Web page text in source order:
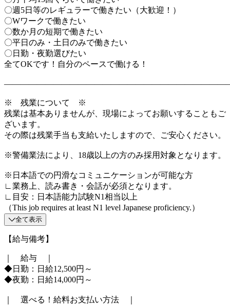
〇週5日等のレギュラーで働きたい（大歓迎！）
〇Wワークで働きたい
〇数か月の短期で働きたい
〇平日のみ・土日のみで働きたい
〇日勤・夜勤選びたい
全てOKです！自分のペースで働ける！
※ 残業について ※
残業は基本ありませんが、現場によってお願いすることもご
ざいます。
その際は残業手当も支給いたしますので、ご安心ください。
※警備業法により、18歳以上の方のみ採用対象となります。
※日本語での円滑なコミュニケーションが可能な方
∟業務上、読み書き・会話が必須となります。
∟目安：日本語能力試験N1相当以上
（This job requires at least N1 level Japanese proficiency.）
全て表示
【給与備考】
｜ 給与 ｜
◆日勤：日給12,500円～
◆夜勤：日給14,000円～
｜ 選べる！給料お支払い方法 ｜